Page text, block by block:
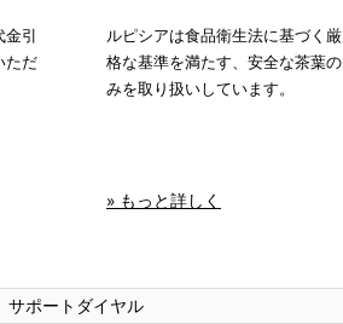
金引
ただ
ルピシアは食品衛生法に基づく厳
格な基準を満たす、安全な茶葉の
みを取り扱いしています。
» もっと詳しく
サポートダイヤル